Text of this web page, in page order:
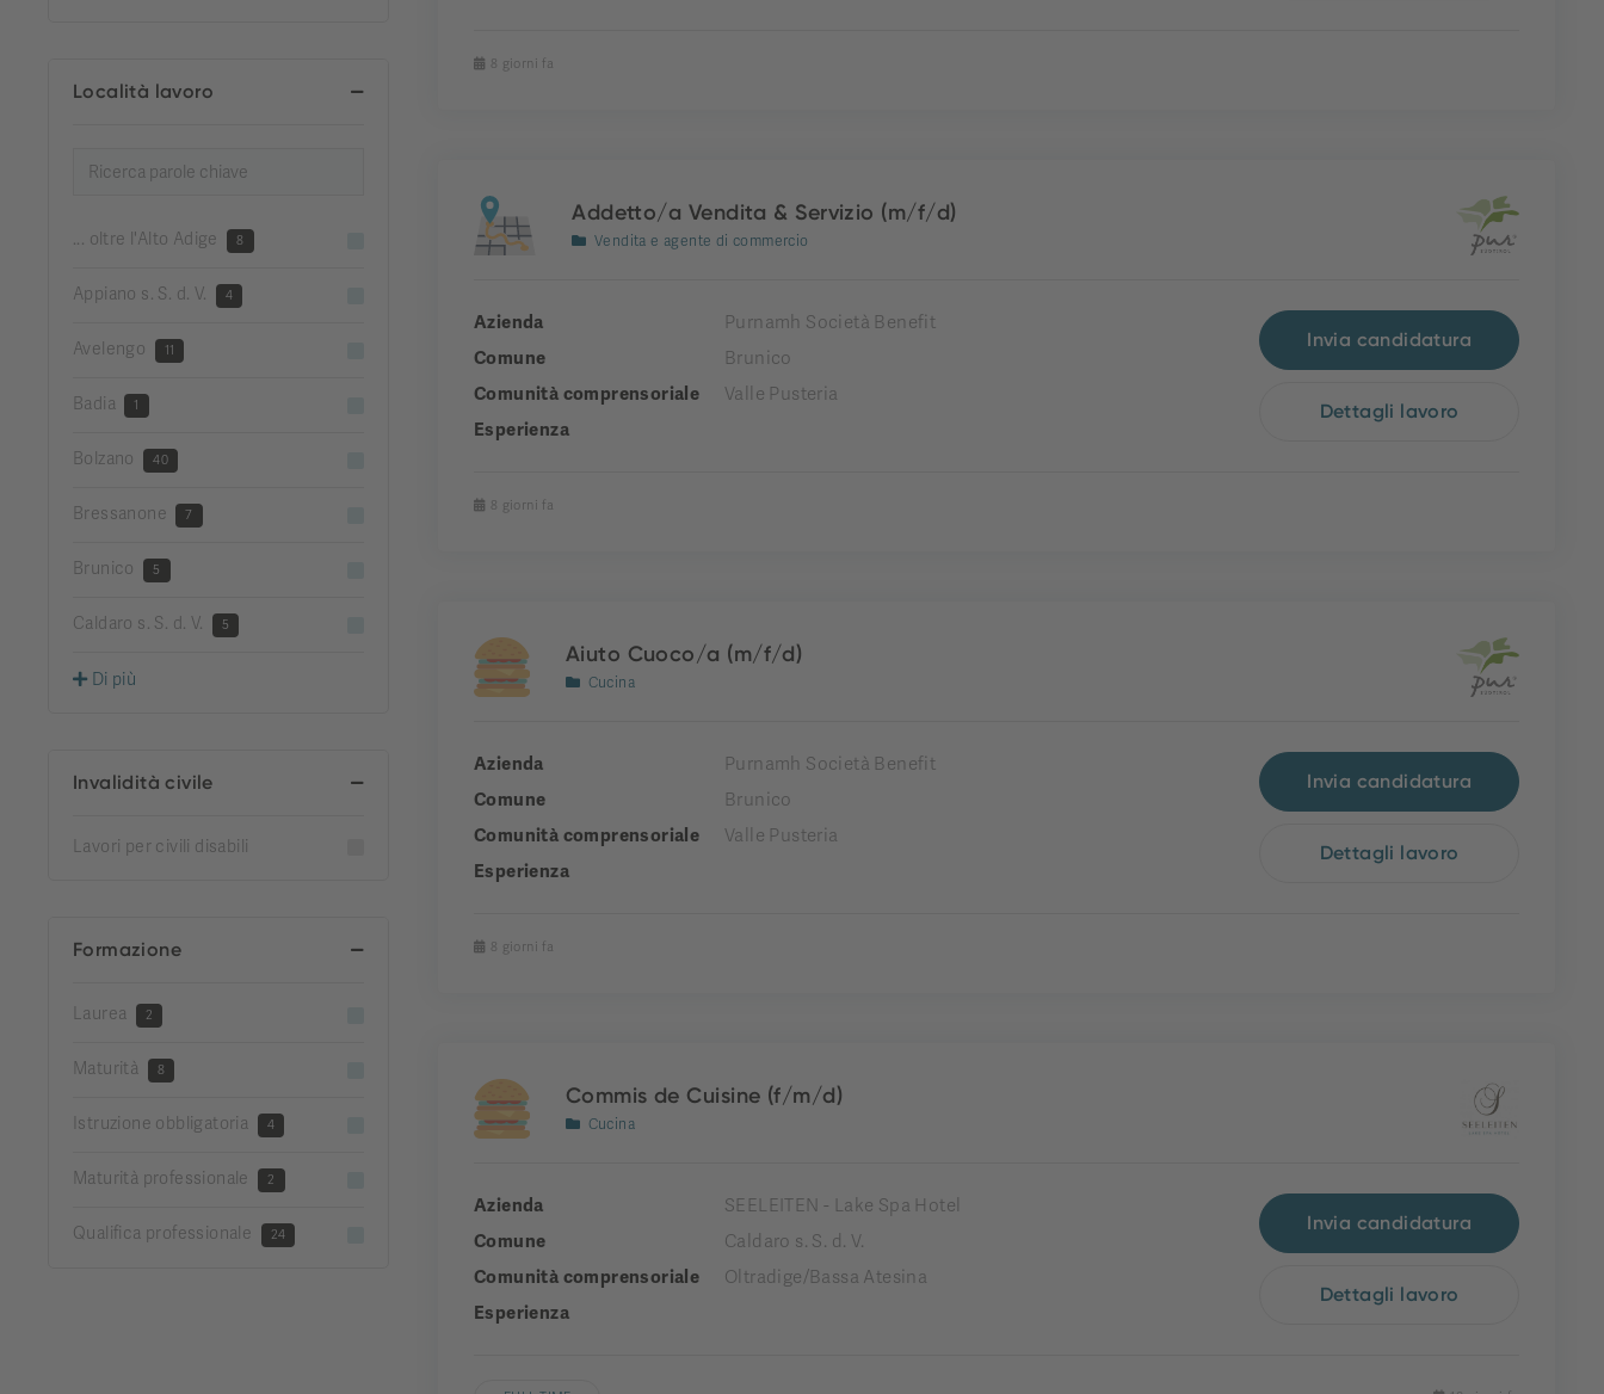
Località lavoro
... oltre l'Alto Adige 8
Appiano s. S. d. V. 4
Avelengo 11
Badia 1
Bolzano 40
Bressanone 7
Brunico 5
Caldaro s. S. d. V. 5
Di più
Invalidità civile
Lavori per civili disabili
Formazione
Laurea 2
Maturità 8
Istruzione obbligatoria 4
Maturità professionale 2
Qualifica professionale 24
8 giorni fa
Addetto/a Vendita & Servizio (m/f/d)
Vendita e agente di commercio
Azienda
Purnamh Società Benefit
Comune
Brunico
Comunità comprensoriale
Valle Pusteria
Esperienza
Invia candidatura
Dettagli lavoro
8 giorni fa
Aiuto Cuoco/a (m/f/d)
Cucina
Azienda
Purnamh Società Benefit
Comune
Brunico
Comunità comprensoriale
Valle Pusteria
Esperienza
Invia candidatura
Dettagli lavoro
8 giorni fa
Commis de Cuisine (f/m/d)
Cucina
Azienda
SEELEITEN - Lake Spa Hotel
Comune
Caldaro s. S. d. V.
Comunità comprensoriale
Oltradige/Bassa Atesina
Esperienza
Invia candidatura
Dettagli lavoro